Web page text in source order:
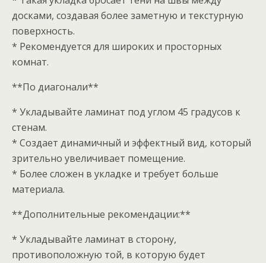
досками, создавая более заметную и текстурную
поверхность.
* Рекомендуется для широких и просторных
комнат.
**По диагонали**
* Укладывайте ламинат под углом 45 градусов к
стенам.
* Создает динамичный и эффектный вид, который
зрительно увеличивает помещение.
* Более сложен в укладке и требует больше
материала.
**Дополнительные рекомендации:**
* Укладывайте ламинат в сторону,
противоположную той, в которую будет